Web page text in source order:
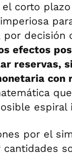
corto
decisión
efectos
reservas,
con
espiral
por el